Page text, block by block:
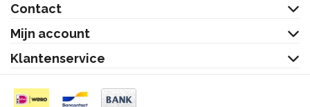
Contact
Mijn account
Klantenservice